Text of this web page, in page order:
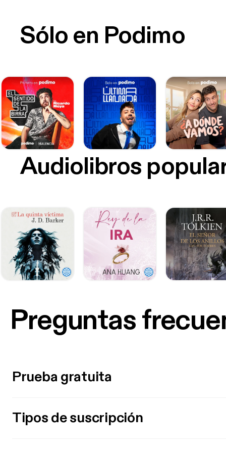
Sólo en Podimo
Audiolibros
Preguntas
Prueba gratuita
Tipos de suscripción